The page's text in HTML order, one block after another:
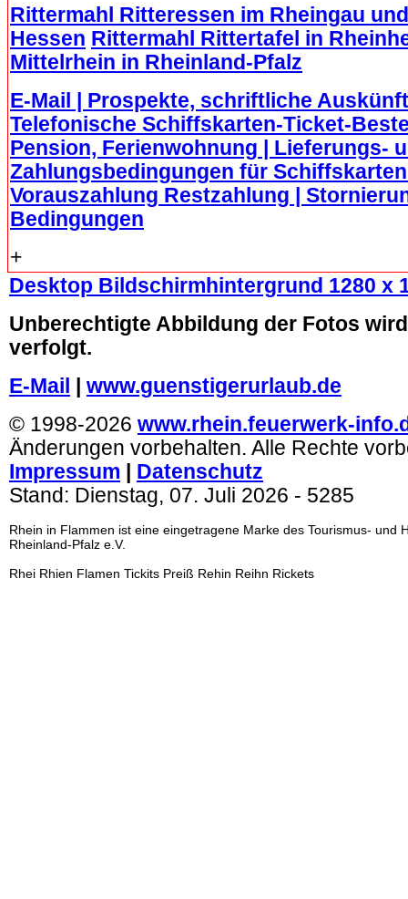
Rittermahl Ritteressen im Rheingau
Hessen Rittermahl Rittertafel in
Mittelrhein in Rheinland-Pfalz
E-Mail | Prospekte, schriftliche
Telefonische Schiffskarten-Ticket-
Pension, Ferienwohnung | Lieferungs-
Zahlungsbedingungen für
Vorauszahlung Restzahlung |
Bedingungen
+
Desktop Bildschirmhintergrund 1280 x
Unberechtigte Abbildung der Fotos
verfolgt.
E-Mail
www.guenstigerurlaub.de
© 1998-2026 www.rhein.feuerwerk-
Änderungen vorbehalten. Alle Rechte
Impressum
Datenschutz
Stand: Dienstag, 07. Juli 2026 - 5285
Rhein in Flammen ist eine eingetragene Marke des Tourismus- und
Rheinland-Pfalz e.V.
Rhei Rhien Flamen Tickits Preiß Rehin Reihn Rickets